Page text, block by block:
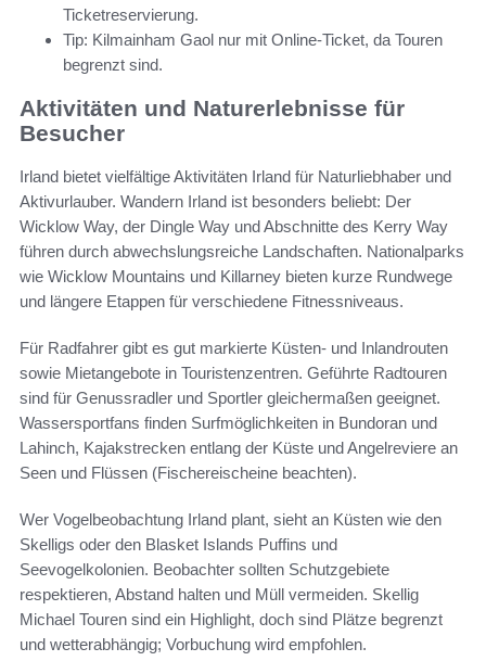
Ticketreservierung.
Tip: Kilmainham Gaol nur mit Online-Ticket, da Touren
begrenzt sind.
Aktivitäten und Naturerlebnisse für
Besucher
Irland bietet vielfältige Aktivitäten Irland für Naturliebhaber und
Aktivurlauber. Wandern Irland ist besonders beliebt: Der
Wicklow Way, der Dingle Way und Abschnitte des Kerry Way
führen durch abwechslungsreiche Landschaften. Nationalparks
wie Wicklow Mountains und Killarney bieten kurze Rundwege
und längere Etappen für verschiedene Fitnessniveaus.
Für Radfahrer gibt es gut markierte Küsten- und Inlandrouten
sowie Mietangebote in Touristenzentren. Geführte Radtouren
sind für Genussradler und Sportler gleichermaßen geeignet.
Wassersportfans finden Surfmöglichkeiten in Bundoran und
Lahinch, Kajakstrecken entlang der Küste und Angelreviere an
Seen und Flüssen (Fischereischeine beachten).
Wer Vogelbeobachtung Irland plant, sieht an Küsten wie den
Skelligs oder den Blasket Islands Puffins und
Seevogelkolonien. Beobachter sollten Schutzgebiete
respektieren, Abstand halten und Müll vermeiden. Skellig
Michael Touren sind ein Highlight, doch sind Plätze begrenzt
und wetterabhängig; Vorbuchung wird empfohlen.